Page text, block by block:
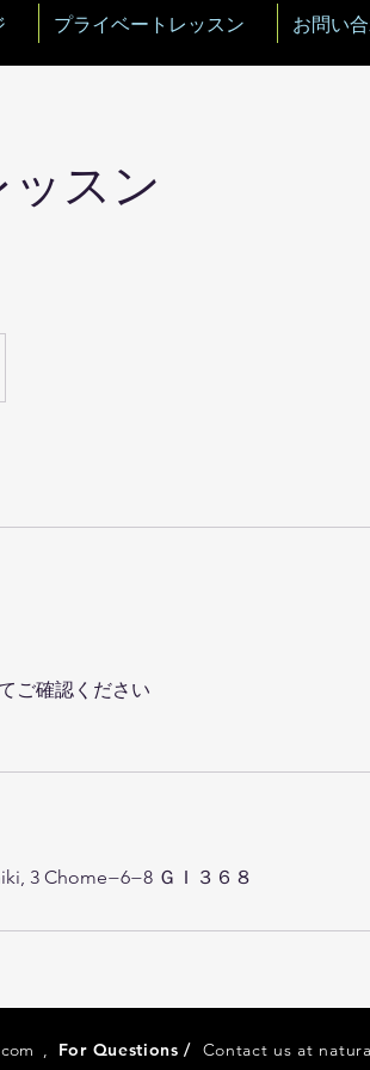
プライベートレッスン お問い
スン
ご確認ください
3 Chome−6−8 ＧＩ３６８
, For Questions / Contact us at